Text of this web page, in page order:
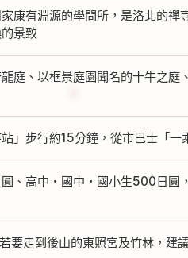
康有淵源的學問所，是洛北的
景致
庭、以框景庭園聞名的十牛之
」步行約15分鐘，從市巴士「一
、高中・國中・國小生500日圓
要走到後山的東照宮及竹林，建